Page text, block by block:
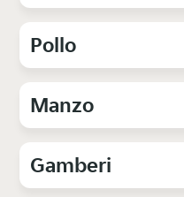
Pollo
Manzo
Gamberi